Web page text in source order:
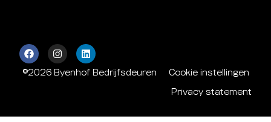
©2026 Byenhof Bedrijfsdeuren Cookie instellingen
Privacy statement